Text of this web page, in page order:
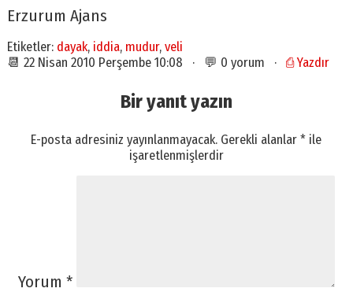
Erzurum Ajans
Etiketler: dayak, iddia, mudur, veli
📆 22 Nisan 2010 Perşembe 10:08 · 💬 0 yorum · ⎙ Yazdır
Bir yanıt yazın
E-posta adresiniz yayınlanmayacak. Gerekli alanlar* ile
işaretlenmişlerdir
Yorum *